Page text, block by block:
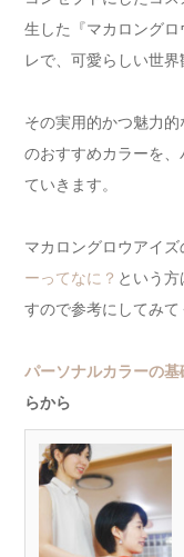
生した『マカロング
レで、可愛らしい世界
その実用的かつ魅力
のおすすめカラーを
ていきます。
マカロングロウアイ
ーってなに？ という
すので参考にしてみて
パーソナルカラーの基
らから